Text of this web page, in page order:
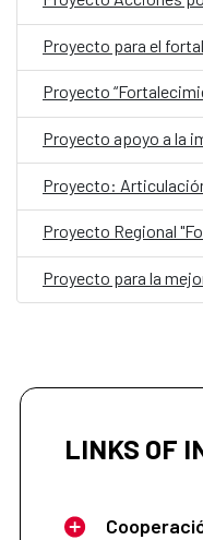
LINKS OF